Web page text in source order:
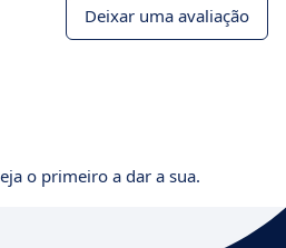
Deixar uma avaliação
o primeiro a dar a sua.